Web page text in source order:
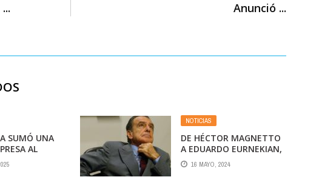
Anunció ...
SUMÓ UNA
AL
RAMPAS EN
NOTICIAS
DE HÉCTOR MAGNETTO
A EDUARDO EURNEKIAN,
¿QUIÉN GOBIERNA
REALMENTE?
16 MAYO, 2024